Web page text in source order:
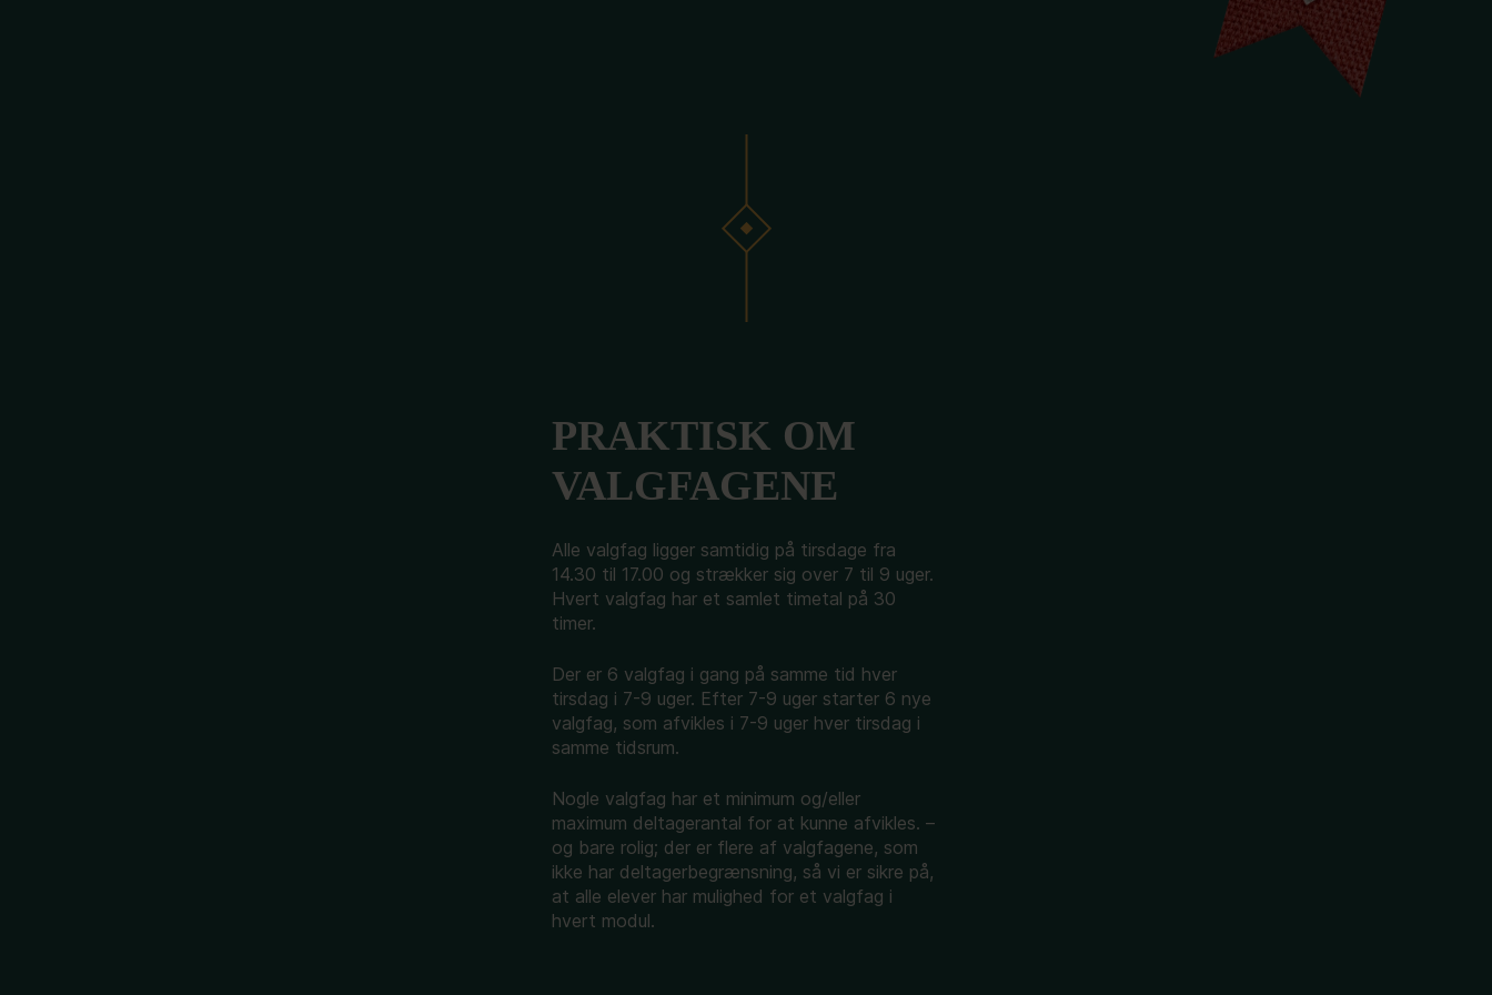
PRAKTISK OM
VALGFAGENE
Alle valgfag ligger samtidig på tirsdage fra
14.30 til 17.00 og strækker sig over 7 til 9 uger.
Hvert valgfag har et samlet timetal på 30
timer.
Der er 6 valgfag i gang på samme tid hver
tirsdag i 7-9 uger. Efter 7-9 uger starter 6 nye
valgfag, som afvikles i 7-9 uger hver tirsdag i
samme tidsrum.
Nogle valgfag har et minimum og/eller
maximum deltagerantal for at kunne afvikles. –
og bare rolig; der er flere af valgfagene, som
ikke har deltagerbegrænsning, så vi er sikre på,
at alle elever har mulighed for et valgfag i
hvert modul.